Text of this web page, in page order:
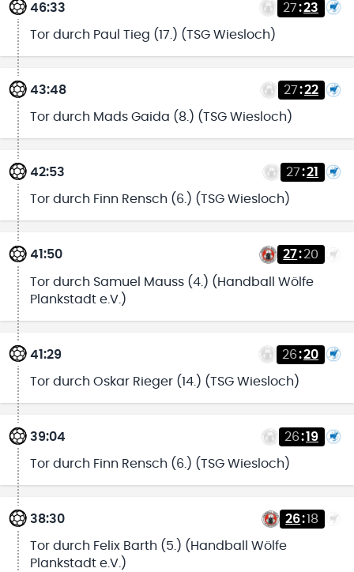
46:33 27:23
Tor durch Paul Tieg (17.) (TSG Wiesloch)
43:48 27:22
Tor durch Mads Gaida (8.) (TSG Wiesloch)
42:53 27:21
Tor durch Finn Rensch (6.) (TSG Wiesloch)
41:50 27:20
Tor durch Samuel Mauss (4.) (Handball Wölfe
Plankstadt e.V.)
41:29 26:20
Tor durch Oskar Rieger (14.) (TSG Wiesloch)
39:04 26:19
Tor durch Finn Rensch (6.) (TSG Wiesloch)
38:30 26:18
Tor durch Felix Barth (5.) (Handball Wölfe
Plankstadt e.V.)